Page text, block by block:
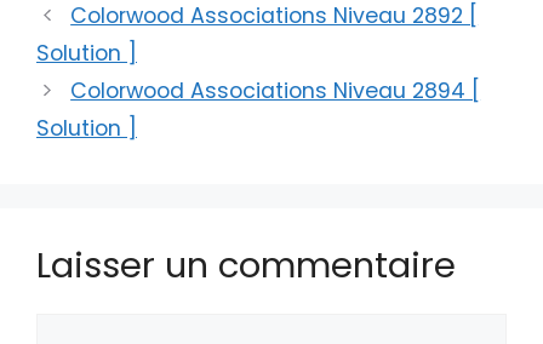
Colorwood Associations Niveau 2892 [
Solution ]
Colorwood Associations Niveau 2894 [
Solution ]
Laisser un commentaire